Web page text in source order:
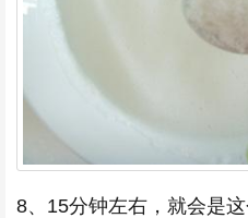
8、15分钟左右，就会是